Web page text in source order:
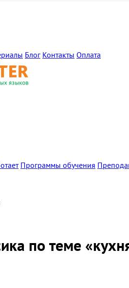
Блог Контакты Оплата
Программы обучения
по теме